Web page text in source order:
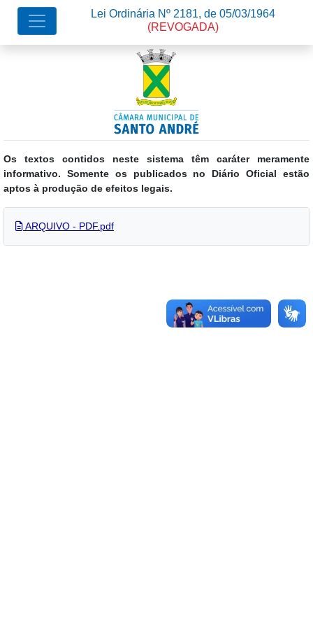
Os textos contidos neste sistema têm caráter meramente
informativo. Somente os publicados no Diário Oficial estão
aptos à produção de efeitos legais.
Lei Ordinária Nº 2181, de 05/03/1964
(REVOGADA)
ARQUIVO - PDF.pdf